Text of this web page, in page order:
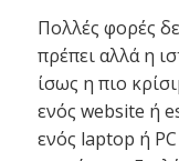
Πολλές φορές
πρέπει αλλά η
ίσως η πιο
ενός website ή
ενός laptop ή